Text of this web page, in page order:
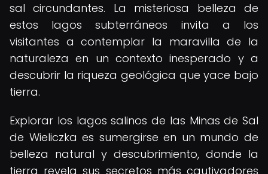
sal circundantes. La misteriosa belleza de
estos lagos subterráneos invita a los
visitantes a contemplar la maravilla de la
naturaleza en un contexto inesperado y a
descubrir la riqueza geológica que yace bajo
tierra.
Explorar los lagos salinos de las Minas de Sal
de Wieliczka es sumergirse en un mundo de
belleza natural y descubrimiento, donde la
tierra revela sus secretos más cautivadores